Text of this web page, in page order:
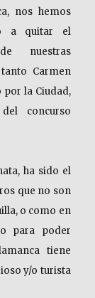
nos hemos
a quitar el
nuestras
Carmen
la Ciudad,
concurso
ha sido el
que no son
o como en
para poder
tiene
y/o turista